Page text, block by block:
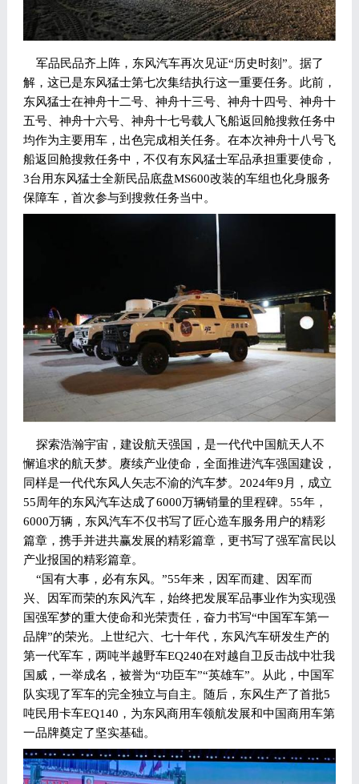
军品民品齐上阵，东风汽车再次见证“历史时刻”。据了
解，这已是东风猛士第七次集结执行这一重要任务。此前，
东风猛士在神舟十二号、神舟十三号、神舟十四号、神舟十
五号、神舟十六号、神舟十七号载人飞船返回舱搜救任务中
均作为主要用车，出色完成相关任务。在本次神舟十八号飞
船返回舱搜救任务中，不仅有东风猛士军品承担重要使命，
3台用东风猛士全新民品底盘MS600改装的车组也化身服务
保障车，首次参与到搜救任务当中。
探索浩瀚宇宙，建设航天强国，是一代代中国航天人不
懈追求的航天梦。赓续产业使命，全面推进汽车强国建设，
同样是一代代东风人矢志不渝的汽车梦。2024年9月，成立
55周年的东风汽车达成了6000万辆销量的里程碑。55年，
6000万辆，东风汽车不仅书写了匠心造车服务用户的精彩
篇章，携手并进共赢发展的精彩篇章，更书写了强军富民以
产业报国的精彩篇章。
“国有大事，必有东风。”55年来，因军而建、因军而
兴、因军而荣的东风汽车，始终把发展军品事业作为实现强
国强军梦的重大使命和光荣责任，奋力书写“中国军车第一
品牌”的荣光。上世纪六、七十年代，东风汽车研发生产的
第一代军车，两吨半越野车EQ240在对越自卫反击战中壮我
国威，一举成名，被誉为“功臣车”“英雄车”。从此，中国军
队实现了军车的完全独立与自主。随后，东风生产了首批5
吨民用卡车EQ140，为东风商用车领航发展和中国商用车第
一品牌奠定了坚实基础。